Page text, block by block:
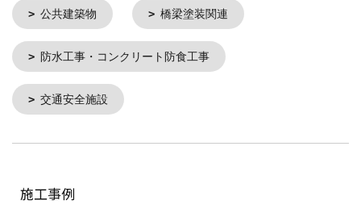
公共建築物 橋梁塗装関連
防水工事・コンクリート防食工事
交通安全施設
施工事例